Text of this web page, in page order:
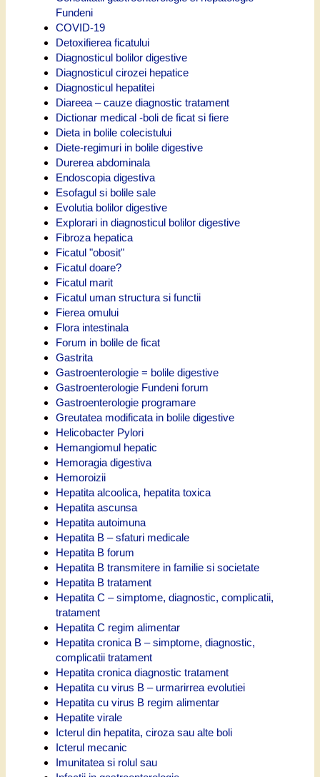
Fundeni
COVID-19
Detoxifierea ficatului
Diagnosticul bolilor digestive
Diagnosticul cirozei hepatice
Diagnosticul hepatitei
Diareea – cauze diagnostic tratament
Dictionar medical -boli de ficat si fiere
Dieta in bolile colecistului
Diete-regimuri in bolile digestive
Durerea abdominala
Endoscopia digestiva
Esofagul si bolile sale
Evolutia bolilor digestive
Explorari in diagnosticul bolilor digestive
Fibroza hepatica
Ficatul "obosit"
Ficatul doare?
Ficatul marit
Ficatul uman structura si functii
Fierea omului
Flora intestinala
Forum in bolile de ficat
Gastrita
Gastroenterologie = bolile digestive
Gastroenterologie Fundeni forum
Gastroenterologie programare
Greutatea modificata in bolile digestive
Helicobacter Pylori
Hemangiomul hepatic
Hemoragia digestiva
Hemoroizii
Hepatita alcoolica, hepatita toxica
Hepatita ascunsa
Hepatita autoimuna
Hepatita B – sfaturi medicale
Hepatita B forum
Hepatita B transmitere in familie si societate
Hepatita B tratament
Hepatita C – simptome, diagnostic, complicatii,
tratament
Hepatita C regim alimentar
Hepatita cronica B – simptome, diagnostic,
complicatii tratament
Hepatita cronica diagnostic tratament
Hepatita cu virus B – urmarirrea evolutiei
Hepatita cu virus B regim alimentar
Hepatite virale
Icterul din hepatita, ciroza sau alte boli
Icterul mecanic
Imunitatea si rolul sau